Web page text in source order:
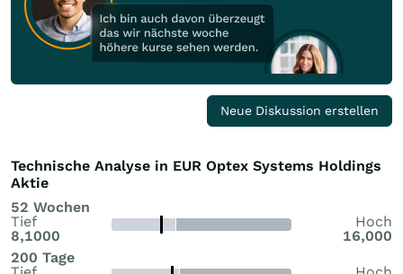
Neue Diskussion erstellen
Technische Analyse in EUR Optex Systems Holdings
Aktie
52 Wochen
Tief
8,1000
Hoch
16,000
200 Tage